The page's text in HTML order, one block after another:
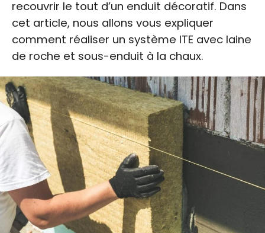
recouvrir le tout d’un enduit décoratif. Dans
cet article, nous allons vous expliquer
comment réaliser un système ITE avec laine
de roche et sous-enduit à la chaux.